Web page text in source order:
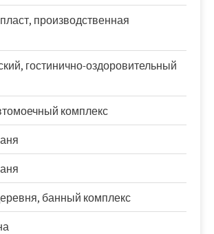
производственная
гостинично-оздоровительный
комплекс
банный комплекс